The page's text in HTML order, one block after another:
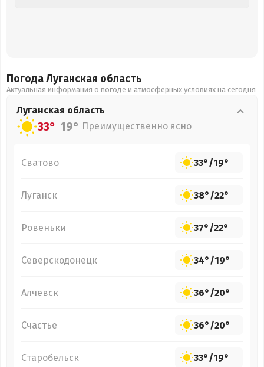
Погода Луганская область
Актуальная информация о погоде и атмосферных условиях на сегодня
Луганская область
33° 19° Преимущественно ясно
Сватово 33°/19°
Луганск 38°/22°
Ровеньки 37°/22°
Северскодонецк 34°/19°
Алчевск 36°/20°
Счастье 36°/20°
Старобельск 33°/19°